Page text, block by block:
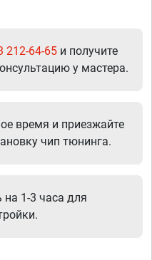
212-64-65 и получите
у мастера.
время и приезжайте
чип тюнинга.
на 1-3 часа для